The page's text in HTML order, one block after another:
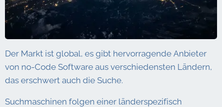
Der Markt ist global, es gibt hervorragende Anbieter
von no-Code Software aus verschiedensten Ländern,
das erschwert auch die Suche.
Suchmaschinen folgen einer länderspezifisch